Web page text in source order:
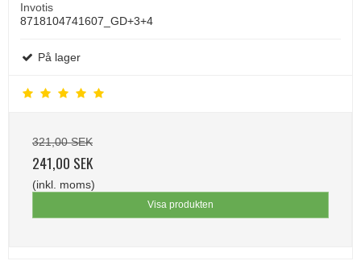
Invotis
8718104741607_GD+3+4
På lager
321,00 SEK
241,00 SEK
(inkl. moms)
Visa produkten